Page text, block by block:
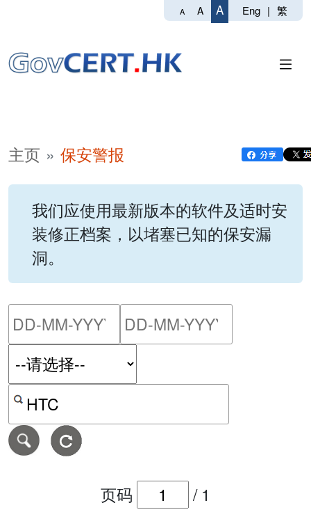
A A A Eng | 繁
主页 保安警报
我们应使用最新版本的软件及适时安
装修正档案，以堵塞已知的保安漏
洞。
请输入搜索日期范围的开
按关键字或 CVE ID 搜寻保安警报
页码 / 1